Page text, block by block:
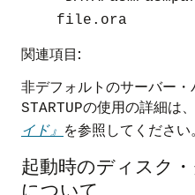
file.ora
関連項目:
非デフォルトのサーバー
STARTUPの使用の詳細は、
イド』 を参照してください。
起動時のディスク
について